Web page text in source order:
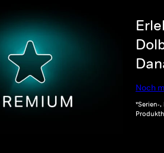
Noch
*Serien-